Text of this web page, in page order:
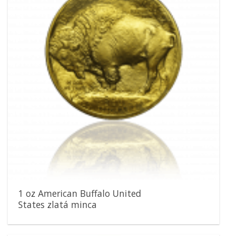
1 oz American Buffalo United
States zlatá minca